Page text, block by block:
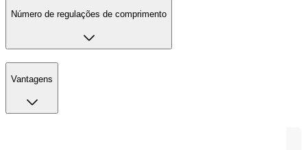
Número de regulações de comprimento
Vantagens